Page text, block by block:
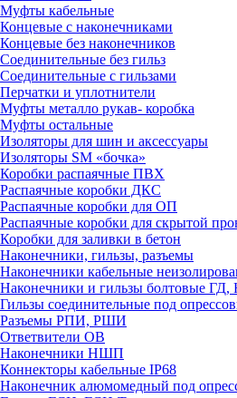
Муфты кабельные
Концевые с наконечниками
Концевые без наконечников
Соединительные без гильз
Соединительные с гильзами
Перчатки и уплотнители
Муфты металло рукав- коробка
Муфты остальные
Изоляторы для шин и аксессуары
Изоляторы SM «бочка»
Коробки распаячные ПВХ
Распаячные коробки ДКС
Распаячные коробки для ОП
Распаячные коробки для скрытой
Коробки для заливки в бетон
Наконечники, гильзы, разъемы
Наконечники кабельные
Наконечники и гильзы болтовые
Гильзы соединительные под
Разъемы РПИ, РШИ
Ответвители ОВ
Наконечники НШП
Коннекторы кабельные IP68
Наконечник алюмомедный под